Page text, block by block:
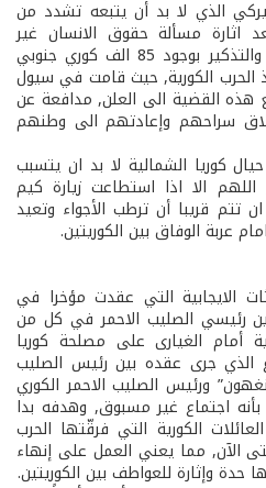
الذي لا بد أن يتبعه تشدد من
اثارة مسألة حقوق الانسان غير
المحفوظة في كوريا الشمالية, والتذكير بوجود 85 الف كوري جنوبي
الحرب الكورية, حيث قامت في سيول
القضية الى العلن, مدافعة عن
سراحهم وإعادتهم الى وطنهم
كوريا الشمالية لا بد ان يتسبب
اللهم الا اذا استطاعت زيارة كيم
تتم قريبا أن ترطب الأجواء وتعيد
عربة الوفاق بين الكوريتين.
الايجابية التي عقدت مؤخرا في
رئيسي الصليب الاحمر في كل من
أمام الغيارى على مصلحة كوريا
الذي جرى عقده بين رئيس الصليب
ورئيس الصليب الاحمر الكوري
اجتماع غير مسبوق, وهدفه بدا
الكورية التي فرقّتها الحرب
الآن, مما يعني العمل على إنهاء
وإثارة للعواطف بين الكوريتين.